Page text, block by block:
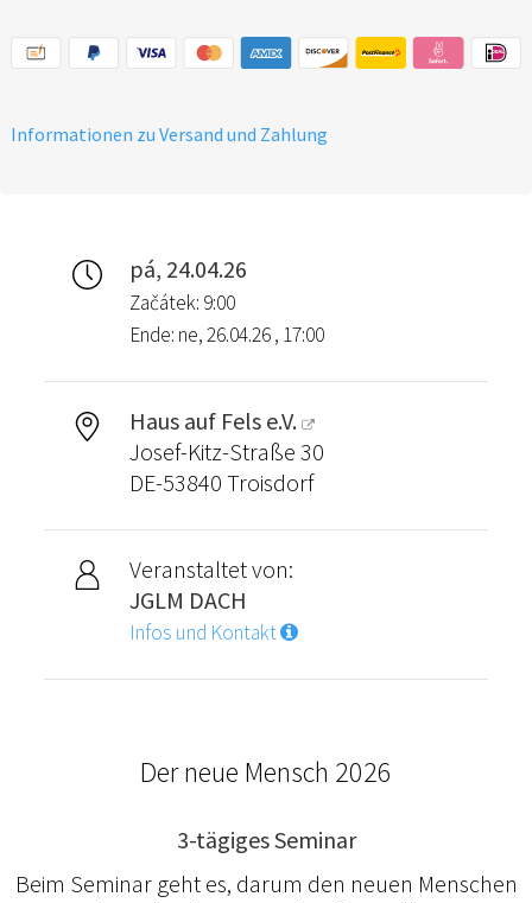
Informationen zu Versand und Zahlung
pá, 24.04.26
Začátek: 9:00
Ende: ne, 26.04.26 , 17:00
Haus auf Fels e.V.
Josef-Kitz-Straße 30
DE-53840 Troisdorf
Veranstaltet von:
JGLM DACH
Infos und Kontakt
Der neue Mensch 2026
3-tägiges Seminar
Beim Seminar geht es, darum den neuen Menschen